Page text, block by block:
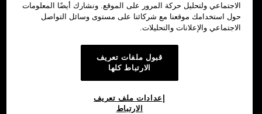
الاجتماعي ولتحليل حركة المرور على الموقع. ونشارك أيضًا المعلومات
حول استخدامك موقعنا مع شركائنا على مستوى وسائل التواصل
الاجتماعي والإعلانات والتحليلات.
قبول ملفات تعريف
الارتباط كلها
إعدادات ملف تعريف
الارتباط